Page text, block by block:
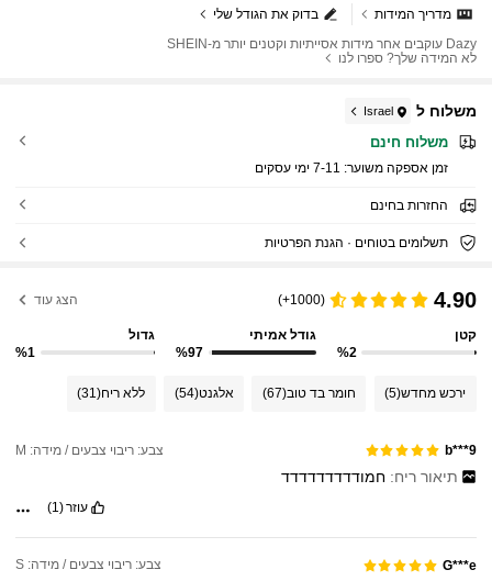
בדוק את הגודל שלי
מדריך המידות
Dazy עוקבים אחר מידות אסייתיות וקטנים יותר מ-SHEIN
לא המידה שלך? ספרו לנו
משלוח ל Israel
משלוח חינם
זמן אספקה ​​משוער: 7-11 ימי עסקים
החזרות בחינם
תשלומים בטוחים · הגנת הפרטיות
4.90
(1000+) הצג עוד
קטן
%2
גודל אמיתי
%97
גדול
%1
ירכש מחדש(5) חומר בד טוב(67) אלגנט(54) ללא ריח(31)
b***9 צבע: ריבוי צבעים / מידה: M
תיאור ריח: חמודדדדדדדדד
עוזר(1)
G***e צבע: ריבוי צבעים / מידה: S